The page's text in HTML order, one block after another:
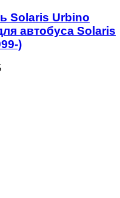
Solaris Urbino
автобуса Solaris
)